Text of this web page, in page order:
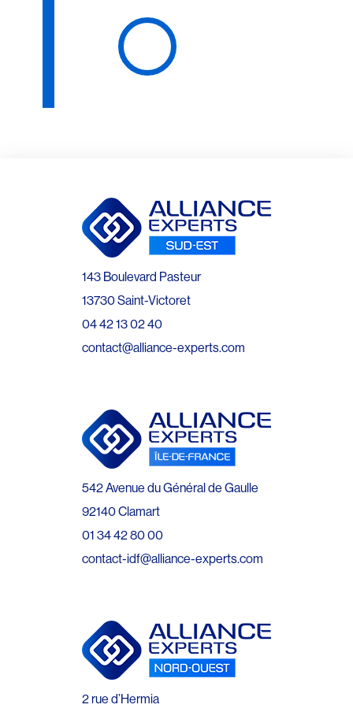
143 Boulevard Pasteur
13730 Saint-Victoret
04 42 13 02 40
contact@alliance-experts.com
542 Avenue du Général de Gaulle
92140 Clamart
01 34 42 80 00
contact-idf@alliance-experts.com
2 rue d’Hermia